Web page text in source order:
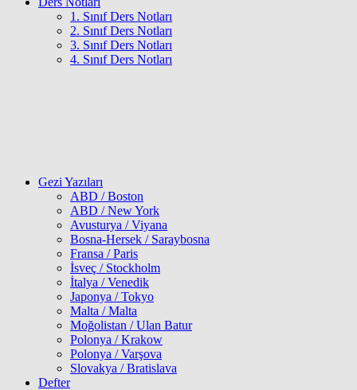
1. Sınıf Ders Notları
2. Sınıf Ders Notları
3. Sınıf Ders Notları
4. Sınıf Ders Notları
Gezi Yazıları
ABD / Boston
ABD / New York
Avusturya / Viyana
Bosna-Hersek / Saraybosna
Fransa / Paris
İsveç / Stockholm
İtalya / Venedik
Japonya / Tokyo
Malta / Malta
Moğolistan / Ulan Batur
Polonya / Krakow
Polonya / Varşova
Slovakya / Bratislava
Defter